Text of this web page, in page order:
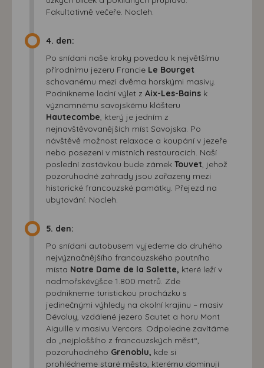
Fakultativně večeře. Nocleh.
4. den:
Po snídani naše kroky povedou k největšímu
přírodnímu jezeru Francie Le Bourget
schovanému mezi dvěma horskými masivy.
Podnikneme lodní výlet z Aix-Les-Bains k
významnému savojskému klášteru
Hautecombe , který je jedním z
nejnavštěvovanějších míst Savojska. Po
návštěvě možnost relaxace a koupání v jezeře
nebo posezení v místních restauracích. Naší
poslední zastávkou bude zámek Touvet , jehož
pozoruhodné zahrady jsou zařazeny mezi
historické francouzské památky. Přejezd na
ubytování. Nocleh.
5. den:
Po snídani autobusem vyjedeme do druhého
nejvýznačnějšího francouzského poutního
místa Notre Dame de la Salette, které leží v
nadmořskévýšce 1.800 metrů. Zde
podnikneme turistickou procházku s
jedinečnými výhledy na okolní krajinu – masiv
Dévoluy, vzdálené jezero Sautet a horu Mont
Aiguille v masivu Vercors. Odpoledne zavítáme
do „nejploššího z francouzských měst“,
pozoruhodného Grenoblu, kde si
prohlédneme staré město, kterému dominují